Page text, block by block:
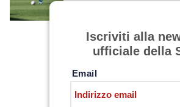
Iscriviti alla
ufficiale della
Email